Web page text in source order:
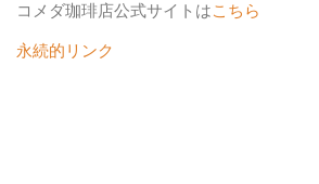
コメダ珈琲店公式サイトはこちら
永続的リンク